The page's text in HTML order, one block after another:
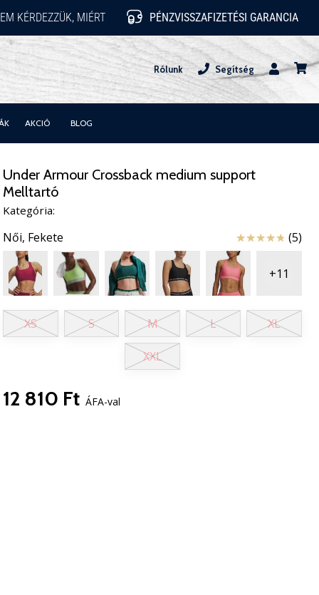
KÉRDEZZÜK, MIÉRT PÉNZVISSZAFIZETÉSI GARANCIA
Rólunk
Segítség
Felhasználó
AKCIÓ BLOG
Under Armour Crossback medium support
Melltartó
Kategória:
Női, Fekete Értékelés (5)
+11
XS S M L XL
XXL
12 810 Ft ÁFA-val